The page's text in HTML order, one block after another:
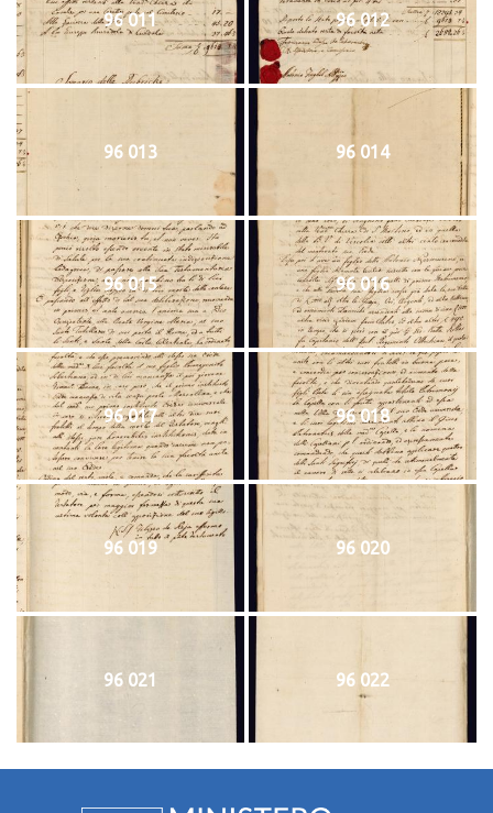
96 011 96 012
96 013 96 014
96 015 96 016
96 017 96 018
96 019 96 020
96 021 96 022